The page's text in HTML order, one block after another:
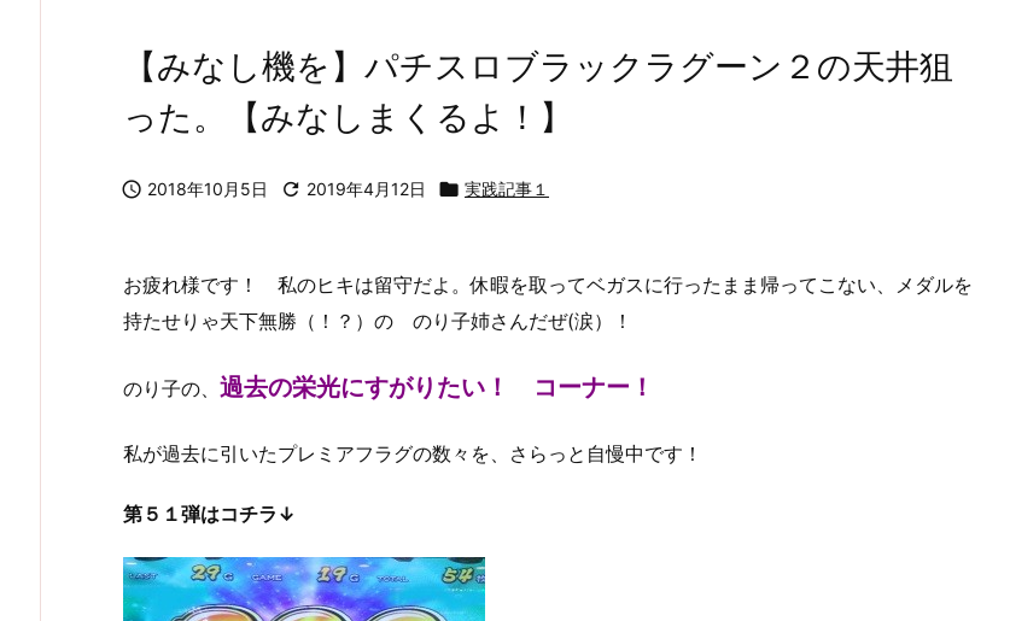
【みなし機を】パチスロブラックラグーン２の天井狙
った。【みなしまくるよ！】
 2018年10月5日  2019年4月12日  実践記事１
お疲れ様です！ 私のヒキは留守だよ。休暇を取ってベガスに行ったまま帰ってこない、メダルを
持たせりゃ天下無勝（！？）の のり子姉さんだぜ(涙）！
のり子の、 過去の栄光にすがりたい！ コーナー！
私が過去に引いたプレミアフラグの数々を、さらっと自慢中です！
第５１弾はコチラ↓